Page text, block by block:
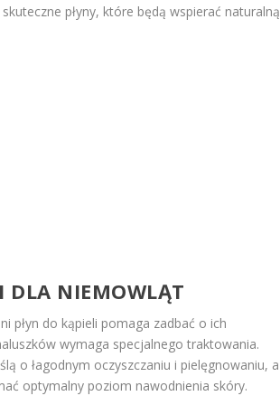
płyny, które będą wspierać naturalną
DLA NIEMOWLĄT
płyn do kąpieli pomaga zadbać o ich
wymaga specjalnego traktowania.
o łagodnym oczyszczaniu i pielęgnowaniu, a
optymalny poziom nawodnienia skóry.